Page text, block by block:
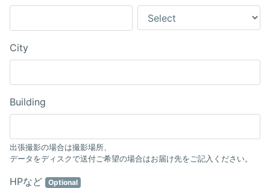
City
Building
出張撮影の場合は撮影場所、
データをディスクで送付ご希望の場合はお届け先をご記入ください。
HPなど Optional